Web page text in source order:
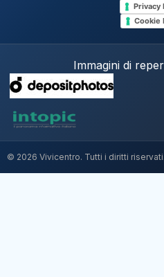
Privacy
Cookie
Immagini di
© 2026 Vivicentro. Tutti i diritti riservati.